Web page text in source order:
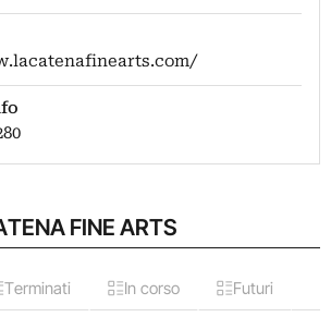
FINE ARTS
Terminati In corso Futuri